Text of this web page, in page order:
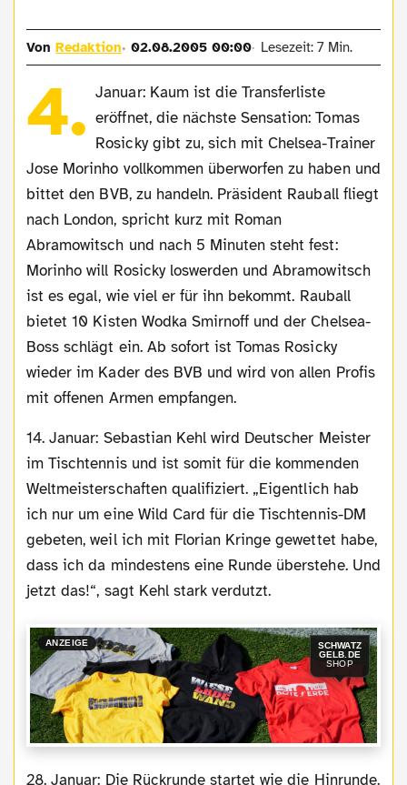
VonRedaktion 02.08.2005 00:00 Lesezeit: 7 Min.
4. Januar: Kaum ist die Transferliste
eröffnet, die nächste Sensation: Tomas
Rosicky gibt zu, sich mit Chelsea-Trainer
Jose Morinho vollkommen überworfen zu haben und
bittet den BVB, zu handeln. Präsident Rauball fliegt
nach London, spricht kurz mit Roman
Abramowitsch und nach 5 Minuten steht fest:
Morinho will Rosicky loswerden und Abramowitsch
ist es egal, wie viel er für ihn bekommt. Rauball
bietet 10 Kisten Wodka Smirnoff und der Chelsea-
Boss schlägt ein. Ab sofort ist Tomas Rosicky
wieder im Kader des BVB und wird von allen Profis
mit offenen Armen empfangen.
14. Januar: Sebastian Kehl wird Deutscher Meister
im Tischtennis und ist somit für die kommenden
Weltmeisterschaften qualifiziert. „Eigentlich hab
ich nur um eine Wild Card für die Tischtennis-DM
gebeten, weil ich mit Florian Kringe gewettet habe,
dass ich da mindestens eine Runde überstehe. Und
jetzt das!“, sagt Kehl stark verdutzt.
ANZEIGE
SCHWATZ
GELB.DE
SHOP
28. Januar: Die Rückrunde startet wie die Hinrunde.